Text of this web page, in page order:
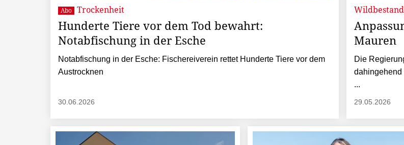
Abo Trockenheit
Hunderte Tiere vor dem Tod bewahrt:
Notabfischung in der Esche
Notabfischung in der Esche: Fischereiverein rettet Hunderte Tiere vor dem
Austrocknen
30.06.2026
Mauren
Die
dahingehend
...
29.05.2026